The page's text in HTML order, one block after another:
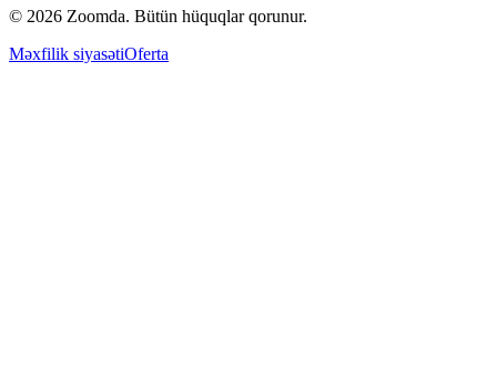
© 2026 Zoomda. Bütün hüquqlar qorunur.
Məxfilik siyasətiOferta